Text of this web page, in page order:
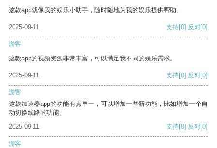
这款app就像我的娱乐小助手，随时随地为我的娱乐提供帮助。
2025-09-11 支持[0] 反对[0]
游客
这款app的视频资源非常丰富，可以满足我不同的娱乐需求。
2025-09-11 支持[0] 反对[0]
游客
这款加速器app的功能有点单一，可以增加一些新功能，比如增加一个自
动切换线路的功能。
2025-09-11
支持[0] 反对[0]
游客